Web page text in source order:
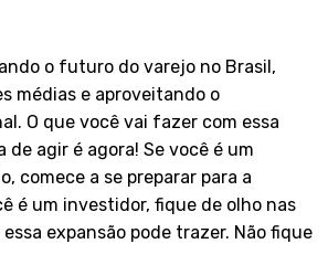
o futuro do varejo no Brasil,
médias e aproveitando o
O que você vai fazer com essa
de agir é agora! Se você é um
comece a se preparar para a
é um investidor, fique de olho nas
expansão pode trazer. Não fique